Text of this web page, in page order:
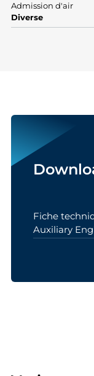
Admission d'air
Diverse
Fiche
Auxiliary